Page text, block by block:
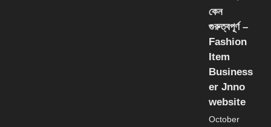
কেন
গুরুত্বপূর্ণ –
Fashion
Item
Business
er Jnno
website
October